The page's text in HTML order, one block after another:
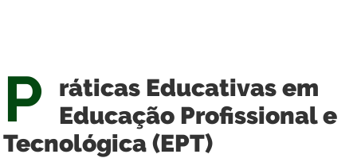
P
ráticas Educativas em
Educação Profissional e
Tecnológica (EPT)